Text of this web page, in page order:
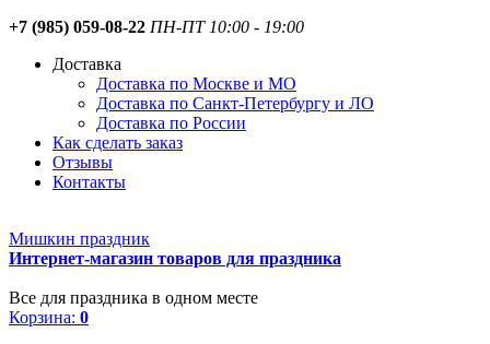
+7 (985) 059-08-22 ПН-ПТ 10:00 - 19:00
Доставка
Доставка по Москве и МО
Доставка по Санкт-Петербургу и ЛО
Доставка по России
Как сделать заказ
Отзывы
Контакты
Мишкин праздник
Интернет-магазин товаров для праздника
Все для праздника в одном месте
Корзина: 0